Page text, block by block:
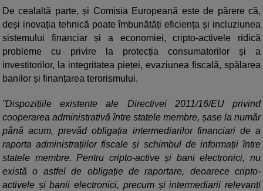
De cealaltă parte, și Comisia Europeană este de părere că,
deși inovația tehnică poate îmbunătăți eficiența și incluziunea
sistemului financiar și a economiei, cripto-activele ridică
probleme cu privire la protecția consumatorilor și a
investitorilor, la integritatea pieței, evaziunea fiscală, spălarea
banilor și finanțarea terorismului.
”Dispozițiile existente ale Directivei 2011/16/EU privind
cooperarea administrativă între statele membre, șase la număr
până acum, prevăd obligația intermediarilor financiari de a
raporta administrațiilor fiscale și schimbul de informații între
statele membre. Pentru cripto-active și bani electronici, nu
există o astfel de obligație de raportare, deoarece cripto-
activele și banii electronici, precum și intermediarii relevanți